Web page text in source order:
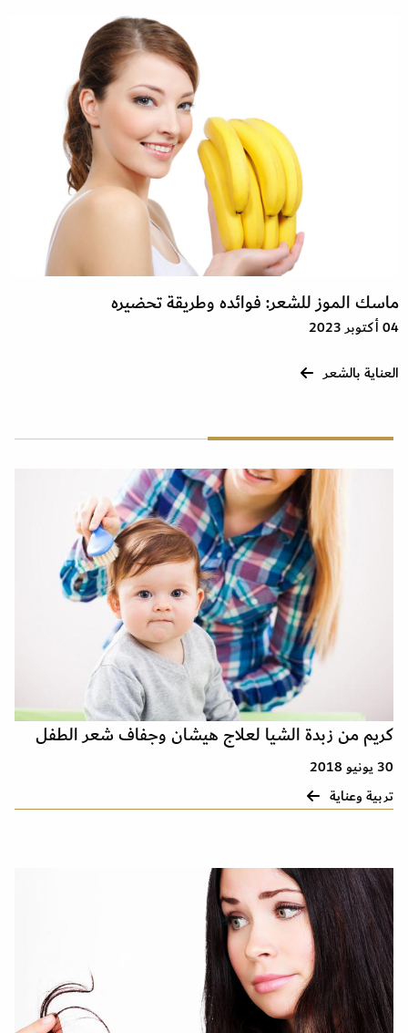
ماسك الموز للشعر: فوائده وطريقة تحضيره
04 أكتوبر 2023
العناية بالشعر
كريم من زبدة الشيا لعلاج هيشان وجفاف شعر الطفل
30 يونيو 2018
تربية وعناية